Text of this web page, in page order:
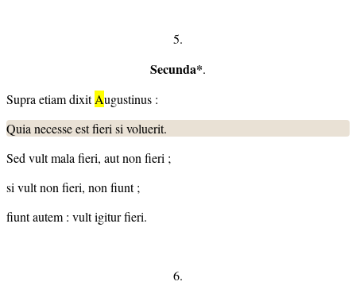
5.
Secunda*.
Supra etiam dixitAugustinus :
Quia necesse est fieri si voluerit.
Sed vult mala fieri, aut non fieri ;
si vult non fieri, non fiunt ;
fiunt autem : vult igitur fieri.
6.